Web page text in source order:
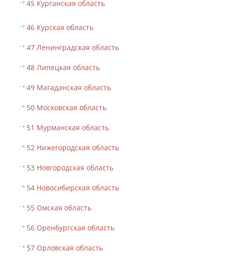
45 Курганская область
46 Курская область
47 Ленинградская область
48 Липецкая область
49 Магаданская область
50 Московская область
51 Мурманская область
52 Нижегородская область
53 Новгородская область
54 Новосибирская область
55 Омская область
56 Оренбургская область
57 Орловская область